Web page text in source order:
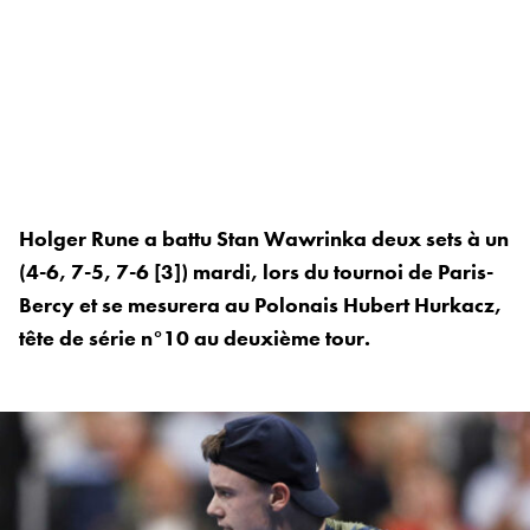
Holger Rune a battu Stan Wawrinka deux sets à un
(4-6, 7-5, 7-6 [3]) mardi, lors du tournoi de Paris-
Bercy et se mesurera au Polonais Hubert Hurkacz,
tête de série n°10 au deuxième tour.